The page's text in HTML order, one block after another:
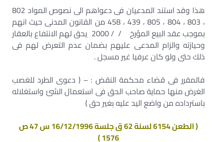
هذا وقد استند المدعيان فى دعواهم الى نصوص المواد 802
، 803 ، 804 ، 805 ، 439 ، 458 من القانون المدنى حيث انهم
بموجب عقد البيع المؤرخ / / 2000 يحق لهم الانتفاع بالعقار
وحيازته والزام المدعى عليهم بضمان عدم التعرض لهم فى
ذلك حتى ولو كان عرفيا غير مسجل .
فالمقرر فى قضاء محكمة النقض : – ( دعوى الطرد للغصب
الغرض منها حماية صاحب الحق فى استعمال الشئ واستغلاله
باسترداده من واضع اليد عليه بغير حق )
( الطعن 6154 لسنة 62 ق جلسة 16/12/1996 س 47 ص
1576 )